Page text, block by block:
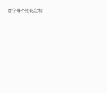
首字母个性化定制